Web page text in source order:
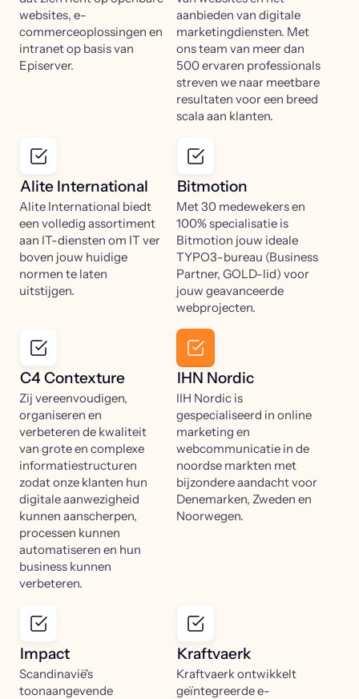
websites, e-
commerceoplossingen en
intranet op basis van
Episerver.
aanbieden van digitale
marketingdiensten. Met
ons team van meer dan
500 ervaren professionals
streven we naar meetbare
resultaten voor een breed
scala aan klanten.
Alite International
Alite International biedt
een volledig assortiment
aan IT-diensten om IT ver
boven jouw huidige
normen te laten
uitstijgen.
Bitmotion
Met 30 medewekers en
100% specialisatie is
Bitmotion jouw ideale
TYPO3-bureau (Business
Partner, GOLD-lid) voor
jouw geavanceerde
webprojecten.
C4 Contexture
Zij vereenvoudigen,
organiseren en
verbeteren de kwaliteit
van grote en complexe
informatiestructuren
zodat onze klanten hun
digitale aanwezigheid
kunnen aanscherpen,
processen kunnen
automatiseren en hun
business kunnen
verbeteren.
IHN Nordic
IIH Nordic is
gespecialiseerd in online
marketing en
webcommunicatie in de
noordse markten met
bijzondere aandacht voor
Denemarken, Zweden en
Noorwegen.
Impact
Scandinavië's
toonaangevende
Kraftvaerk
Kraftvaerk ontwikkelt
geïntegreerde e-